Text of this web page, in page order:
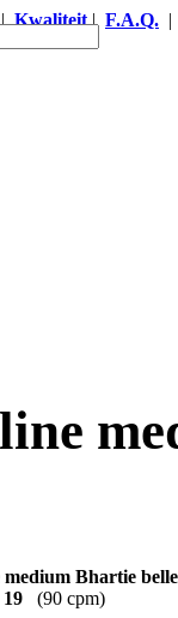
Kwaliteit| F.A.Q.
19 (90 cpm)